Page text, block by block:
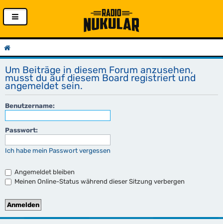
Um Beiträge in diesem Forum anzusehen,
musst du auf diesem Board registriert und
angemeldet sein.
Benutzername:
Passwort:
Ich habe mein Passwort vergessen
Angemeldet bleiben
Meinen Online-Status während dieser Sitzung verbergen